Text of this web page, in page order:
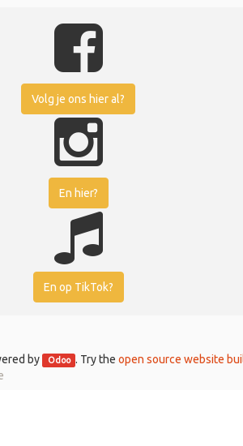
Volg je ons hier al?
En hier?
En op TikTok?
by Odoo . Try the open source website